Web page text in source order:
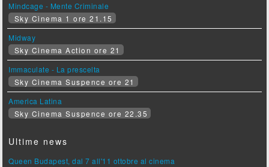
Mindcage - Mente Criminale
Sky Cinema 1 ore 21.15
Midway
Sky Cinema Action ore 21
Immaculate - La prescelta
Sky Cinema Suspence ore 21
America Latina
Sky Cinema Suspence ore 22.35
Ultime news
Queen Budapest, dal 7 all'11 ottobre al cinema